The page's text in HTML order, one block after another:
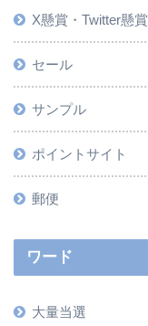
X懸賞・Twitter懸賞
セール
サンプル
ポイントサイト
郵便
ワード
大量当選